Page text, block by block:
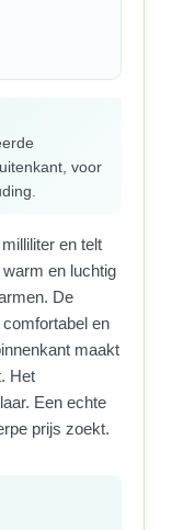
voor
en telt
en luchtig
De
en
maakt
Het
Een echte
prijs zoekt.